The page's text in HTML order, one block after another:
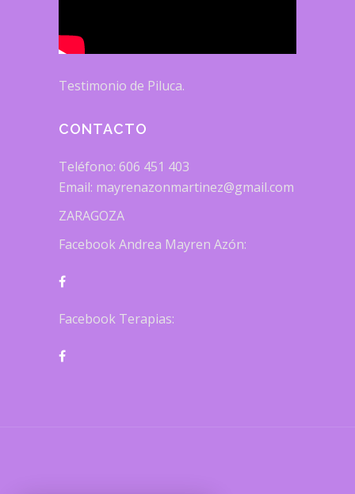
Testimonio de Piluca.
CONTACTO
Teléfono: 606 451 403
Email: mayrenazonmartinez@gmail.com
ZARAGOZA
Facebook Andrea Mayren Azón:
Facebook Terapias: